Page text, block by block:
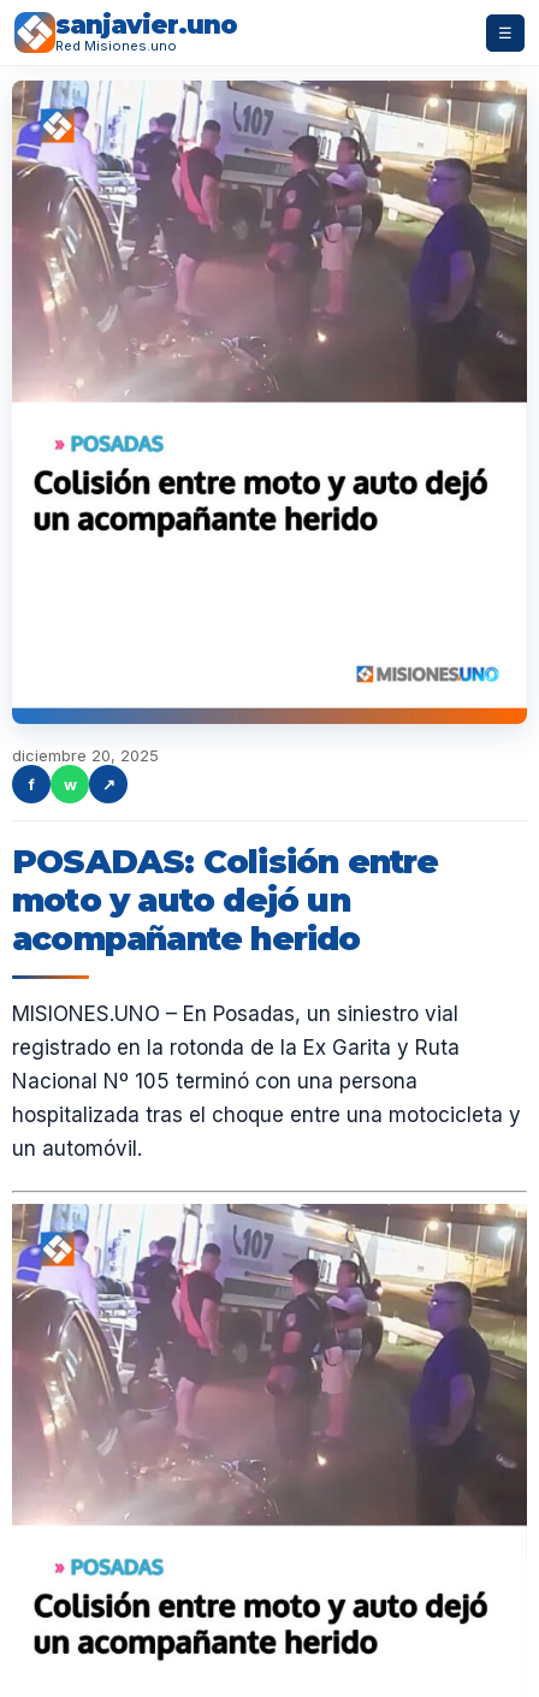
sanjavier.uno
Red Misiones.uno
☰
diciembre 20, 2025
f
w ↗
POSADAS: Colisión entre
moto y auto dejó un
acompañante herido
MISIONES.UNO – En Posadas, un siniestro vial
registrado en la rotonda de la Ex Garita y Ruta
Nacional Nº 105 terminó con una persona
hospitalizada tras el choque entre una motocicleta y
un automóvil.